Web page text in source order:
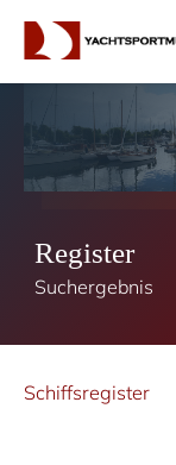
Register
Suchergebnis
Schiffsregister